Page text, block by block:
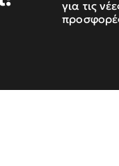
για τις